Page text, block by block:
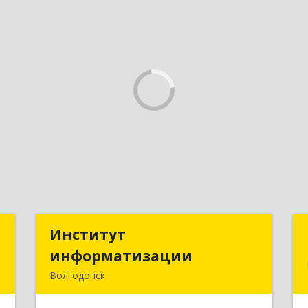
Институт
информатизации
Волгодонск
информатизации